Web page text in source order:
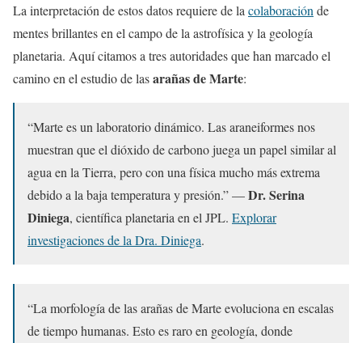
La interpretación de estos datos requiere de la colaboración de
mentes brillantes en el campo de la astrofísica y la geología
planetaria. Aquí citamos a tres autoridades que han marcado el
camino en el estudio de lasarañas de Marte:
“Marte es un laboratorio dinámico. Las araneiformes nos
muestran que el dióxido de carbono juega un papel similar al
agua en la Tierra, pero con una física mucho más extrema
debido a la baja temperatura y presión.” —Dr. Serina
Diniega, científica planetaria en el JPL. Explorar
investigaciones de la Dra. Diniega.
“La morfología de las arañas de Marte evoluciona en escalas
de tiempo humanas. Esto es raro en geología, donde